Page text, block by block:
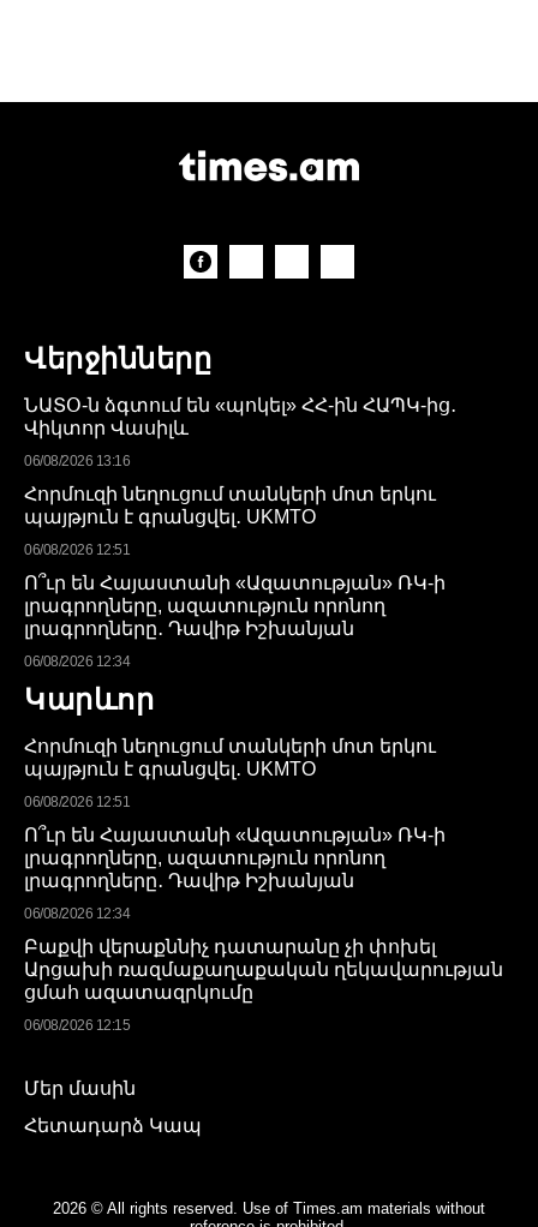
Վերջինները
ՆԱՏՕ-ն ձգտում են «պոկել» ՀՀ-ին ՀԱՊԿ-ից․
Վիկտոր Վասիլև
06/08/2026 13:16
Հորմուզի նեղուցում տանկերի մոտ երկու
պայթյուն է գրանցվել․ UKMTO
06/08/2026 12:51
Ո՞ւր են Հայաստանի «Ազատության» ՌԿ-ի
լրագրողները, ազատություն որոնող
լրագրողները․ Դավիթ Իշխանյան
06/08/2026 12:34
Կարևոր
Հորմուզի նեղուցում տանկերի մոտ երկու
պայթյուն է գրանցվել․ UKMTO
06/08/2026 12:51
Ո՞ւր են Հայաստանի «Ազատության» ՌԿ-ի
լրագրողները, ազատություն որոնող
լրագրողները․ Դավիթ Իշխանյան
06/08/2026 12:34
Բաքվի վերաքննիչ դատարանը չի փոխել
Արցախի ռազմաքաղաքական ղեկավարության
ցմահ ազատազրկումը
06/08/2026 12:15
Մեր մասին
Հետադարձ Կապ
2026 © All rights reserved. Use of Times.am materials without